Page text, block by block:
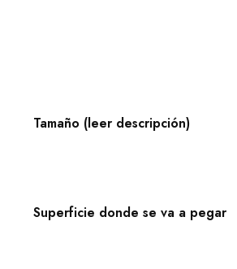
Tamaño (leer descripción)
Superficie donde se va a pegar